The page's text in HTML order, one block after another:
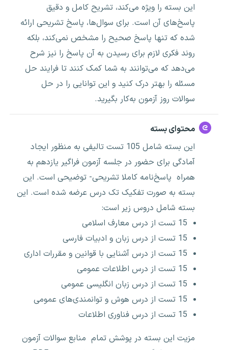
این بسته را ویژه می‌کند، تشریح کامل و دقیق
پاسخ‌های آن است. برای سوال‌ها، پاسخ تشریحی ارائه
شده که تنها پاسخ صحیح را مشخص نمی‌کند، بلکه
روند فکری لازم برای رسیدن به آن پاسخ را نیز شرح
می‌دهد که می‌توانند به شما کمک کنند تا فرایند حل
مسئله را بهتر درک کنید و این توانایی را در حل
سوالات روز آزمون به‌کار بگیرید.
محتوای بسته
این بسته شامل 105 تست تالیفی به منظور ایجاد
آمادگی برای حضور در جلسه آزمون فراگیر یازدهم به
همراه پاسخ‌نامه کاملا تشریحی- توضیحی است. این
بسته به صورت تفکیک تک درس عرضه شده است. این
بسته شامل دروس زیر است:
15 تست از درس معارف اسلامی
15 تست از درس زبان و ادبیات فارسی
15 تست از درس آشنایی با قوانین و مقررات اداری
15 تست از درس اطلاعات عمومی
15 تست از درس زبان انگلیسی عمومی
15 تست از درس هوش و توانمندی‌های عمومی
15 تست از درس فناوری اطلاعات
مزیت این بسته در پوشش تمام منابع سوالات آزمون